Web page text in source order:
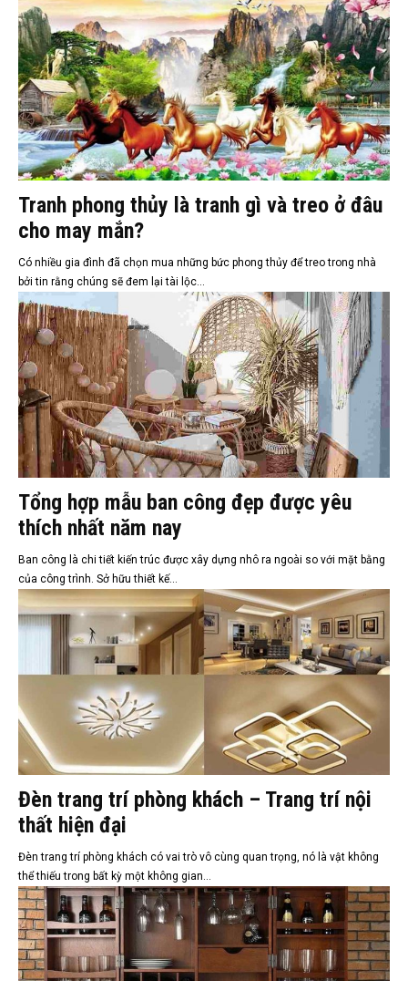
Tranh phong thủy là tranh gì và treo ở đâu
cho may mắn?
Có nhiều gia đình đã chọn mua những bức phong thủy để treo trong nhà
bởi tin rằng chúng sẽ đem lại tài lộc...
Tổng hợp mẫu ban công đẹp được yêu
thích nhất năm nay
Ban công là chi tiết kiến trúc được xây dựng nhô ra ngoài so với mặt bằng
của công trình. Sở hữu thiết kế...
Đèn trang trí phòng khách – Trang trí nội
thất hiện đại
Đèn trang trí phòng khách có vai trò vô cùng quan trọng, nó là vật không
thể thiếu trong bất kỳ một không gian...